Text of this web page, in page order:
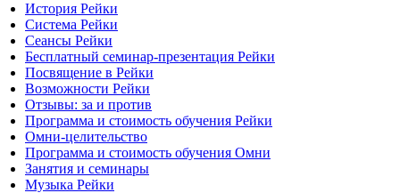
История Рейки
Система Рейки
Сеансы Рейки
Бесплатный семинар-презентация Рейки
Посвящение в Рейки
Возможности Рейки
Отзывы: за и против
Программа и стоимость обучения Рейки
Омни-целительство
Программа и стоимость обучения Омни
Занятия и семинары
Музыка Рейки